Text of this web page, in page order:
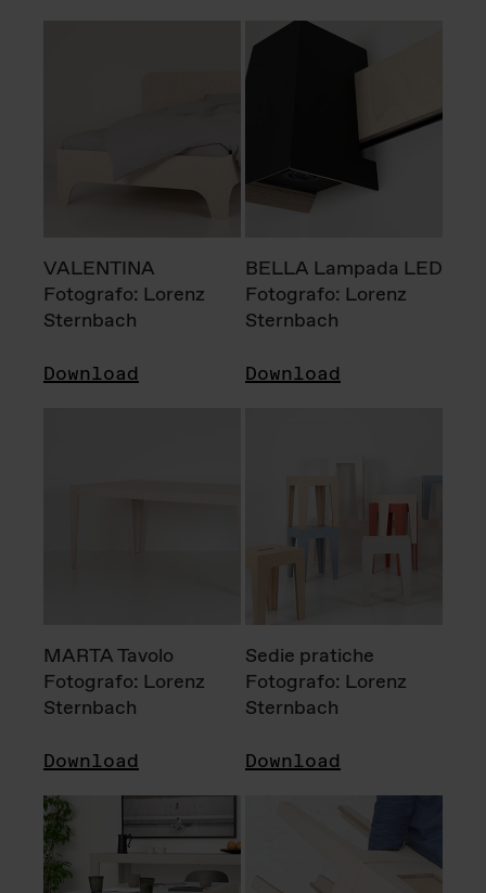
VALENTINA
Fotografo: Lorenz
Sternbach
Download
BELLA Lampada LED
Fotografo: Lorenz
Sternbach
Download
MARTA Tavolo
Fotografo: Lorenz
Sternbach
Download
Sedie pratiche
Fotografo: Lorenz
Sternbach
Download